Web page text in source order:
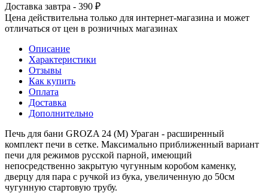
Доставка завтра - 390 ₽
Цена действительна только для интернет-магазина и может
отличаться от цен в розничных магазинах
Описание
Характеристики
Отзывы
Как купить
Оплата
Доставка
Дополнительно
Печь для бани GROZA 24 (М) Ураган - расширенный
комплект печи в сетке. Максимально приближенный вариант
печи для режимов русской парной, имеющий
непосредственно закрытую чугунным коробом каменку,
дверцу для пара с ручкой из бука, увеличенную до 50см
чугунную стартовую трубу.